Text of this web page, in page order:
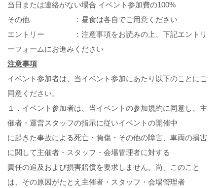
当日または連絡がない場合 イベント参加費の100%
その他 ：昼食は各自でご用意ください
エントリー ：注意事項をお読みの上、下記エントリ
ーフォームにお進みください
注意事項
イベント参加者は、当イベント参加にあたり以下のことにご
同意ください。
１．イベント参加者は、当イベントの参加規約に同意し、主
催者・運営スタッフの指示に従いイベントの開催中
に起きた事故による死亡・負傷・その他の障害、車両の損害
に関して主催者・スタッフ・会場管理者に対する
責任の追及および損害賠償を要求しません。尚、このこと
は、その原因がたとえ主催者・スタッフ・会場管理者